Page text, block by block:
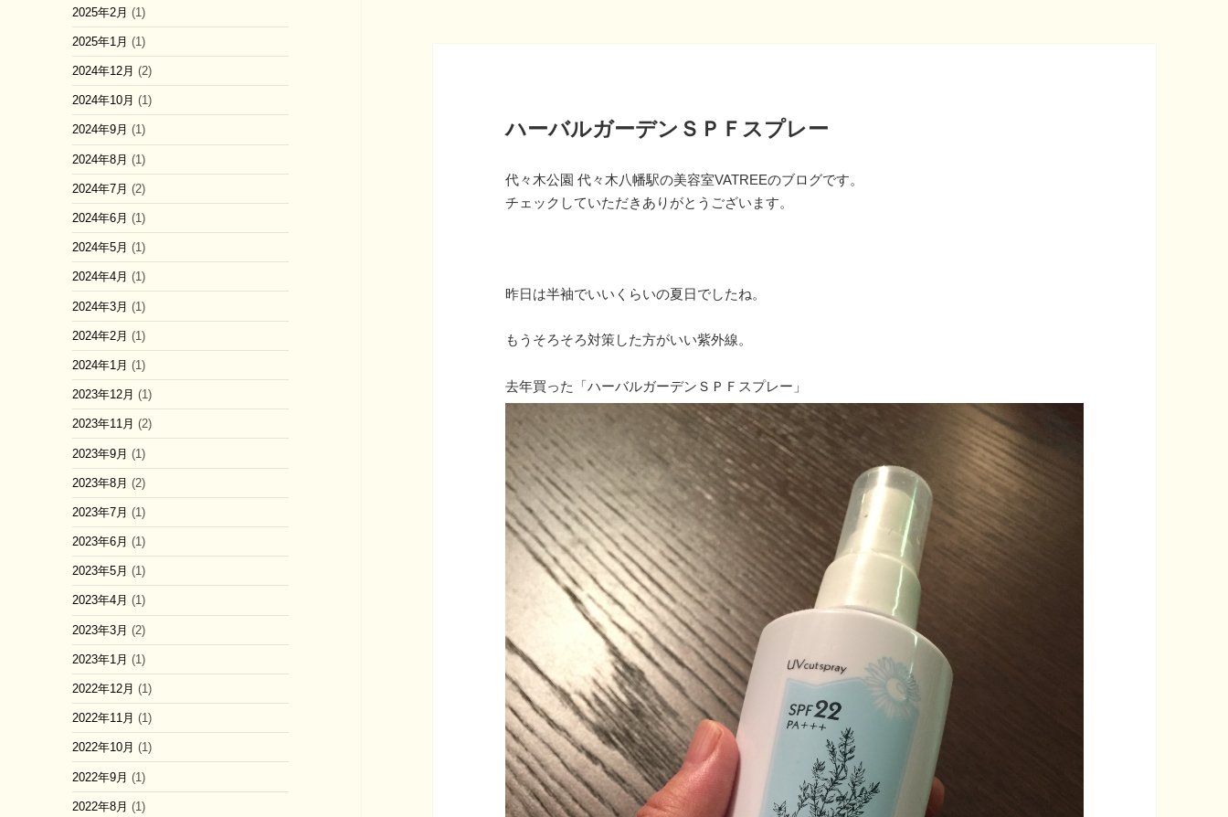
2025年2月 (1)
2025年1月 (1)
2024年12月 (2)
2024年10月 (1)
2024年9月 (1)
2024年8月 (1)
2024年7月 (2)
2024年6月 (1)
2024年5月 (1)
2024年4月 (1)
2024年3月 (1)
2024年2月 (1)
2024年1月 (1)
2023年12月 (1)
2023年11月 (2)
2023年9月 (1)
2023年8月 (2)
2023年7月 (1)
2023年6月 (1)
2023年5月 (1)
2023年4月 (1)
2023年3月 (2)
2023年1月 (1)
2022年12月 (1)
2022年11月 (1)
2022年10月 (1)
2022年9月 (1)
2022年8月 (1)
ハーバルガーデンＳＰＦスプレー
代々木公園 代々木八幡駅の美容室VATREEのブログです。
チェックしていただきありがとうございます。
昨日は半袖でいいくらいの夏日でしたね。
もうそろそろ対策した方がいい紫外線。
去年買った「ハーバルガーデンＳＰＦスプレー」